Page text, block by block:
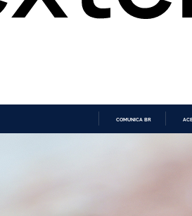
COMUNICA BR